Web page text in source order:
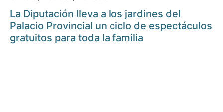
La Diputación lleva a los jardines del
Palacio Provincial un ciclo de espectáculos
gratuitos para toda la familia